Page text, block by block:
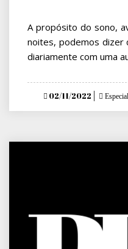
A propósito do sono,
noites, podemos dizer
diariamente com uma
Posted
02/11/2022